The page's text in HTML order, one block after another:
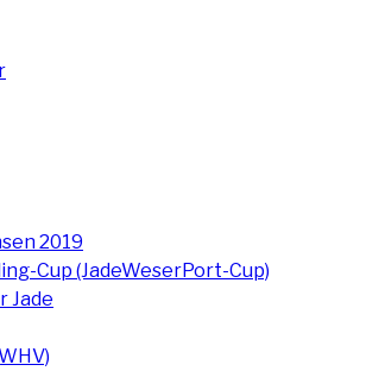
2019
Cup (JadeWeserPort-Cup)
Jade